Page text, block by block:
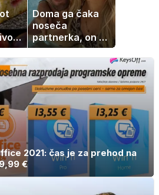
Doma ga čaka
noseča
partnerka, on pa
dopustuje z
drugo
2021: čas je za prehod na
€